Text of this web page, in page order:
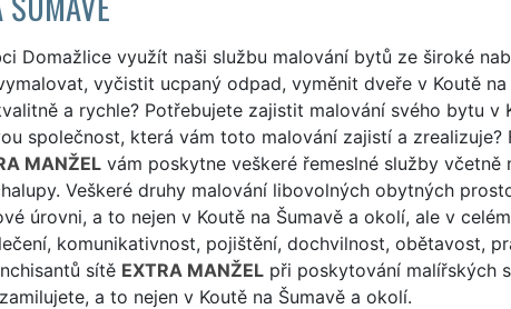
Domažlice využít naši službu malování bytů ze široké
vyčistit ucpaný odpad, vyměnit dveře v Koutě
a rychle? Potřebujete zajistit malování svého bytu v
společnost, která vám toto malování zajistí a zrealizuje?
MANŽELvám poskytne veškeré řemeslné služby včetně
Veškeré druhy malování libovolných obytných
úrovni, a to nejen v Koutě na Šumavě a okolí, ale v
komunikativnost, pojištění, dochvilnost, obětavost,
sítě EXTRA MANŽELpři poskytování malířských
a to nejen v Koutě na Šumavě a okolí.